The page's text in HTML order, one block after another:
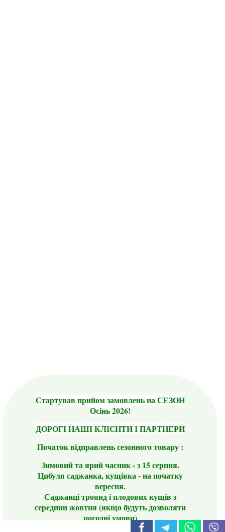
Стартував прийом замовлень на СЕЗОН
Осінь 2026!
ДОРОГІ НАШІ КЛІЄНТИ І ПАРТНЕРИ
Початок відправлень сезонного товару :
Зимовий та ярий часник - з 15 серпня.
Цибуля саджанка, кущівка - на початку
вересня.
Саджанці троянд і плодових кущів з
середини жовтня (якщо будуть дозволяти
погодні умови)